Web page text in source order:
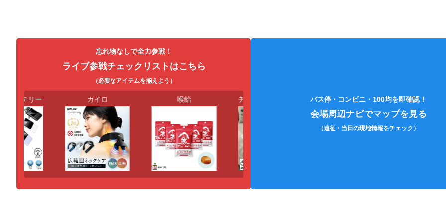
忘れ物なしで全力参戦！
ライブ参戦チェックリストはこちら
（必要なアイテムを揃えよう）
ッテリー カイロ 喉飴 チケット（電子/紙） エコバッグ うちわケ
バス停・コンビニ・100均を即確認！
会場周辺ナビでマップを見る
（遠征・当日の現地情報をチェック）